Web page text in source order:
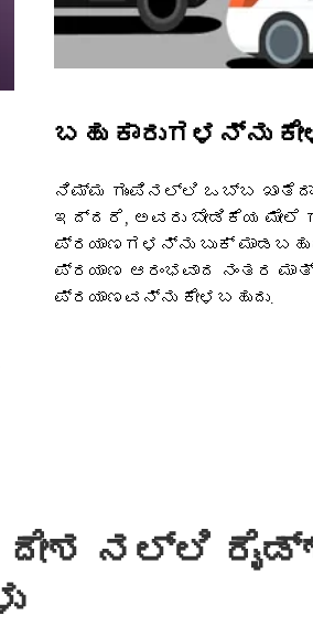
ಬಹು ಕಾರುಗಳನ್ನು
ನಿಮ್ಮ ಗುಂಪಿನಲ್ಲಿ ಒಬ್ಬ
ಇದ್ದರೆ, ಅವರು ಬೇಡಿಕೆಯ ಮೇಲೆ
ಪ್ರಯಾಣಗಳನ್ನು ಬುಕ್
ಪ್ರಯಾಣ ಆರಂಭವಾದ ನಂತರ
ಪ್ರಯಾಣವನ್ನು ಕೇಳಬಹುದು.
ನಲ್ಲಿ